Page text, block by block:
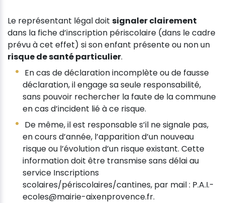
Le représentant légal doit signaler clairement
dans la fiche d’inscription périscolaire (dans le cadre
prévu à cet effet) si son enfant présente ou non un
risque de santé particulier.
En cas de déclaration incomplète ou de fausse
déclaration, il engage sa seule responsabilité,
sans pouvoir rechercher la faute de la commune
en cas d’incident lié à ce risque.
De même, il est responsable s’il ne signale pas,
en cours d’année, l’apparition d’un nouveau
risque ou l’évolution d’un risque existant. Cette
information doit être transmise sans délai au
service Inscriptions
scolaires/périscolaires/cantines, par mail : P.A.I.-
ecoles@mairie-aixenprovence.fr.